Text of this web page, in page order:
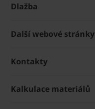
Dlažba
Další webové stránky
Kontakty
Kalkulace materiálů